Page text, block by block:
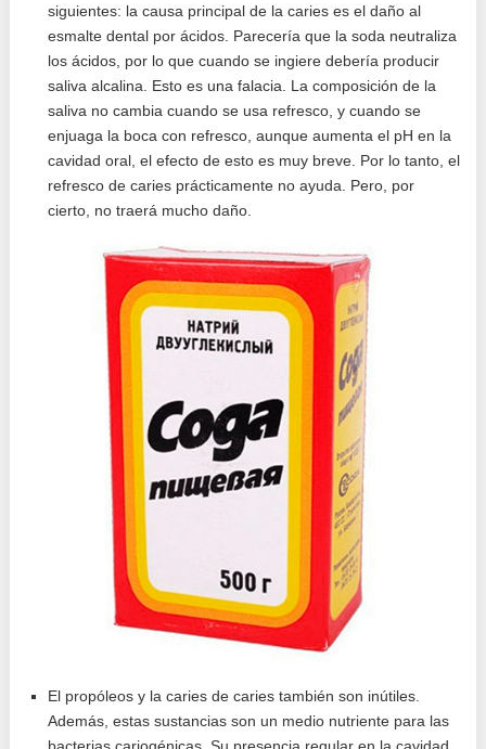
siguientes: la causa principal de la caries es el daño al
esmalte dental por ácidos. Parecería que la soda neutraliza
los ácidos, por lo que cuando se ingiere debería producir
saliva alcalina. Esto es una falacia. La composición de la
saliva no cambia cuando se usa refresco, y cuando se
enjuaga la boca con refresco, aunque aumenta el pH en la
cavidad oral, el efecto de esto es muy breve. Por lo tanto, el
refresco de caries prácticamente no ayuda. Pero, por
cierto, no traerá mucho daño.
El propóleos y la caries de caries también son inútiles.
Además, estas sustancias son un medio nutriente para las
bacterias cariogénicas. Su presencia regular en la cavidad